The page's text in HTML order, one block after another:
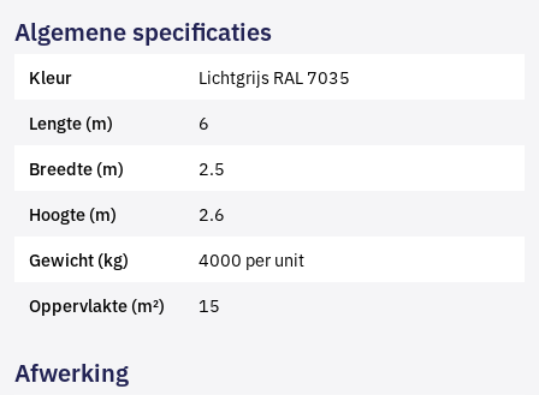
Algemene specificaties
Kleur Lichtgrijs RAL 7035
Lengte (m) 6
Breedte (m) 2.5
Hoogte (m) 2.6
Gewicht (kg) 4000 per unit
Oppervlakte (m²) 15
Afwerking